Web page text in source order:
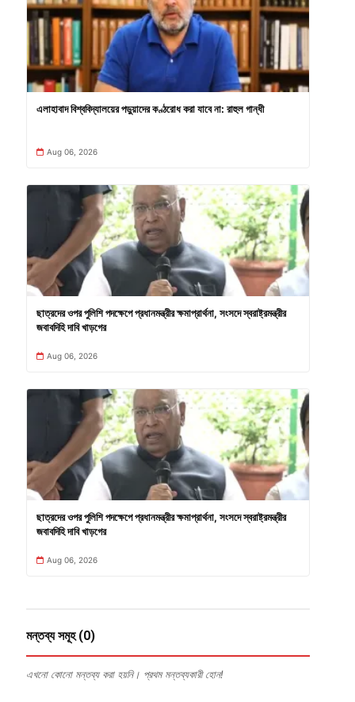
এলাহাবাদ বিশ্ববিদ্যালয়ের পড়ুয়াদের কণ্ঠরোধ করা যাবে না: রাহুল গান্ধী
Aug 06, 2026
ছাত্রদের ওপর পুলিশি পদক্ষেপে প্রধানমন্ত্রীর ক্ষমাপ্রার্থনা, সংসদে স্বরাষ্ট্রমন্ত্রীর
জবাবদিহি দাবি খাড়গের
Aug 06, 2026
ছাত্রদের ওপর পুলিশি পদক্ষেপে প্রধানমন্ত্রীর ক্ষমাপ্রার্থনা, সংসদে স্বরাষ্ট্রমন্ত্রীর
জবাবদিহি দাবি খাড়গের
Aug 06, 2026
মন্তব্য সমূহ (0)
এখনো কোনো মন্তব্য করা হয়নি। প্রথম মন্তব্যকারী হোন!